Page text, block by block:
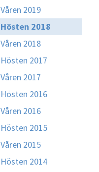
Våren 2019
Hösten 2018
Våren 2018
Hösten 2017
Våren 2017
Hösten 2016
Våren 2016
Hösten 2015
Våren 2015
Hösten 2014